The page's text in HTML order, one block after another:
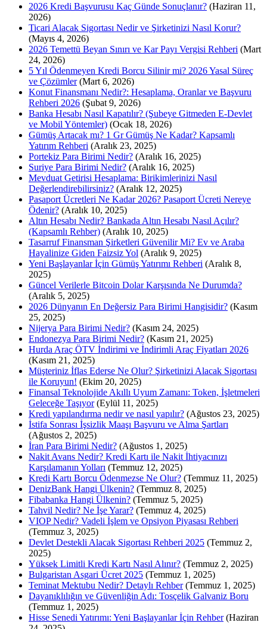
2026 Kredi Başvurusu Kaç Günde Sonuçlanır? (Haziran 11,
2026)
Ticari Alacak Sigortası Nedir ve Şirketinizi Nasıl Korur?
(Mayıs 4, 2026)
2026 Temettü Beyan Sınırı ve Kar Payı Vergisi Rehberi (Mart
24, 2026)
5 Yıl Ödenmeyen Kredi Borcu Silinir mi? 2026 Yasal Süreç
ve Çözümler (Mart 6, 2026)
Konut Finansmanı Nedir?: Hesaplama, Oranlar ve Başvuru
Rehberi 2026 (Şubat 9, 2026)
Banka Hesabı Nasıl Kapatılır? (Şubeye Gitmeden E-Devlet
ve Mobil Yöntemler) (Ocak 18, 2026)
Gümüş Artacak mı? 1 Gr Gümüş Ne Kadar? Kapsamlı
Yatırım Rehberi (Aralık 23, 2025)
Portekiz Para Birimi Nedir? (Aralık 16, 2025)
Suriye Para Birimi Nedir? (Aralık 16, 2025)
Mevduat Getirisi Hesaplama: Birikimlerinizi Nasıl
Değerlendirebilirsiniz? (Aralık 12, 2025)
Pasaport Ücretleri Ne Kadar 2026? Pasaport Ücreti Nereye
Ödenir? (Aralık 10, 2025)
Altın Hesabı Nedir? Bankada Altın Hesabı Nasıl Açılır?
(Kapsamlı Rehber) (Aralık 10, 2025)
Tasarruf Finansman Şirketleri Güvenilir Mi? Ev ve Araba
Hayalinize Giden Faizsiz Yol (Aralık 9, 2025)
Yeni Başlayanlar İçin Gümüş Yatırımı Rehberi (Aralık 8,
2025)
Güncel Verilerle Bitcoin Dolar Karşısında Ne Durumda?
(Aralık 5, 2025)
2026 Dünyanın En Değersiz Para Birimi Hangisidir? (Kasım
25, 2025)
Nijerya Para Birimi Nedir? (Kasım 24, 2025)
Endonezya Para Birimi Nedir? (Kasım 21, 2025)
Hurda Araç ÖTV İndirimi ve İndirimli Araç Fiyatları 2026
(Kasım 21, 2025)
Müşteriniz İflas Ederse Ne Olur? Şirketinizi Alacak Sigortası
ile Koruyun! (Ekim 20, 2025)
Finansal Teknolojide Akıllı Uyum Zamanı: Token, İşletmeleri
Geleceğe Taşıyor (Eylül 11, 2025)
Kredi yapılandırma nedir ve nasıl yapılır? (Ağustos 23, 2025)
İstifa Sonrası İşsizlik Maaşı Başvuru ve Alma Şartları
(Ağustos 2, 2025)
İran Para Birimi Nedir? (Ağustos 1, 2025)
Nakit Avans Nedir? Kredi Kartı ile Nakit İhtiyacınızı
Karşılamanın Yolları (Temmuz 12, 2025)
Kredi Kartı Borcu Ödenmezse Ne Olur? (Temmuz 11, 2025)
DenizBank Hangi Ülkenin? (Temmuz 8, 2025)
Fibabanka Hangi Ülkenin? (Temmuz 5, 2025)
Tahvil Nedir? Ne İşe Yarar? (Temmuz 4, 2025)
VIOP Nedir? Vadeli İşlem ve Opsiyon Piyasası Rehberi
(Temmuz 3, 2025)
Devlet Destekli Alacak Sigortası Rehberi 2025 (Temmuz 2,
2025)
Yüksek Limitli Kredi Kartı Nasıl Alınır? (Temmuz 2, 2025)
Bulgaristan Asgari Ücret 2025 (Temmuz 1, 2025)
Teminat Mektubu Nedir? Detaylı Rehber (Temmuz 1, 2025)
Dayanıklılığın ve Güvenliğin Adı: Tosçelik Galvaniz Boru
(Temmuz 1, 2025)
Hisse Senedi Yatırımı: Yeni Başlayanlar İçin Rehber (Haziran